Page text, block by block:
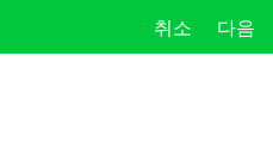
취소 다음